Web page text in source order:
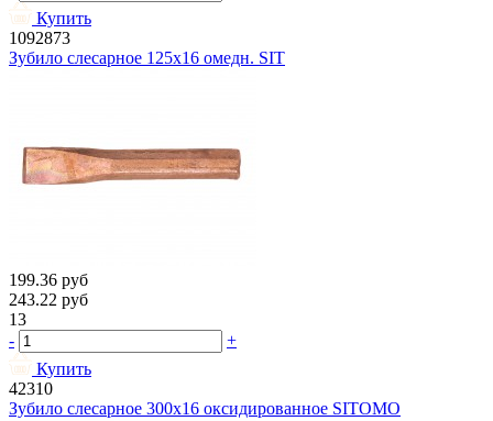
Купить
1092873
Зубило слесарное 125х16 омедн. SIT
199.36 руб
243.22 руб
13
-
+
Купить
42310
Зубило слесарное 300х16 оксидированное SITOMO